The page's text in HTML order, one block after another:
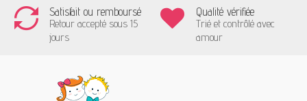
Satisfait ou remboursé
Retour accepté sous 15
jours
Qualité vérifiée
Trié et contrôlé avec
amour